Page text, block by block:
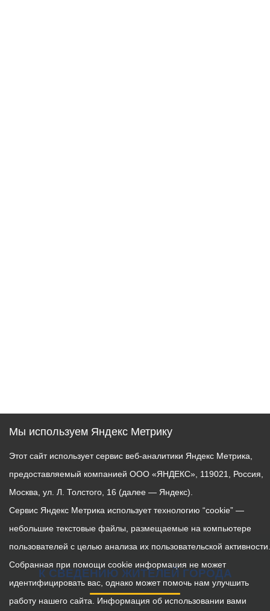
К СВЕДЕНИЮ ЖИТЕЛЕЙ ГОРОДА
Мы используем Яндекс Метрику
Этот сайт использует сервис веб-аналитики Яндекс Метрика,
предоставляемый компанией ООО «ЯНДЕКС», 119021, Россия,
Москва, ул. Л. Толстого, 16 (далее — Яндекс).
Сервис Яндекс Метрика использует технологию “cookie” —
небольшие текстовые файлы, размещаемые на компьютере
пользователей с целью анализа их пользовательской активности.
Собранная при помощи cookie информация не может
идентифицировать вас, однако может помочь нам улучшить
работу нашего сайта. Информация об использовании вами